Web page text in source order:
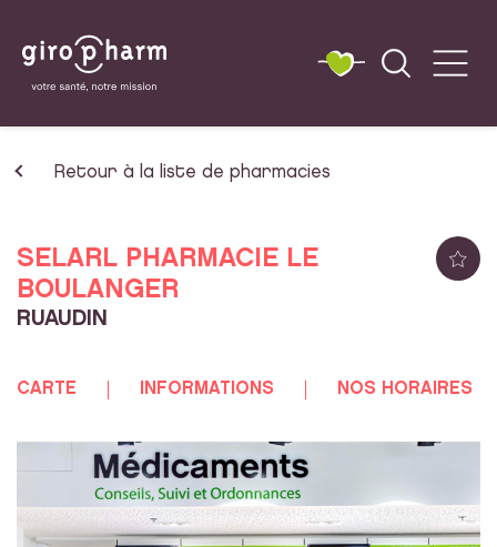
Retour à la liste de pharmacies
SELARL PHARMACIE LE
BOULANGER
RUAUDIN
CARTE INFORMATIONS NOS HORAIRES